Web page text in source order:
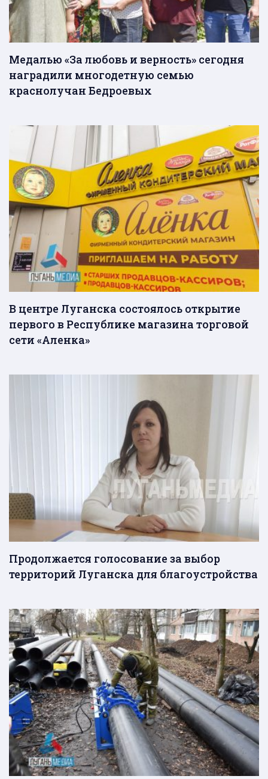
Медалью «За любовь и верность» сегодня
наградили многодетную семью
краснолучан Бедроевых
В центре Луганска состоялось открытие
первого в Республике магазина торговой
сети «Аленка»
Продолжается голосование за выбор
территорий Луганска для благоустройства